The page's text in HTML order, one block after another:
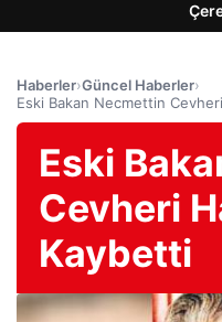
Haberler›Güncel Haberler›
Eski Bakan Necmettin
Eski
Cevheri
Kaybetti